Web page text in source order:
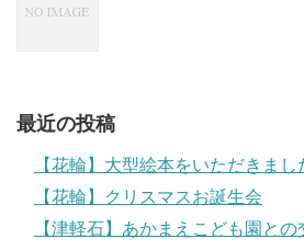
最近の投稿
【花輪】大型絵本をいただきまし
【花輪】クリスマスお誕生会
【津軽石】あかまえこども園との